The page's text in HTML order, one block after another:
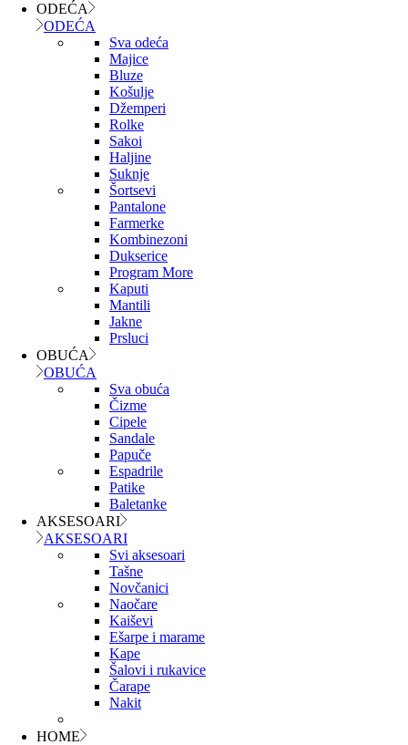
ODEĆA
ODEĆA
Sva odeća
Majice
Bluze
Košulje
Džemperi
Rolke
Sakoi
Haljine
Suknje
Šortsevi
Pantalone
Farmerke
Kombinezoni
Dukserice
Program More
Kaputi
Mantili
Jakne
Prsluci
OBUĆA
OBUĆA
Sva obuća
Čizme
Cipele
Sandale
Papuče
Espadrile
Patike
Baletanke
AKSESOARI
AKSESOARI
Svi aksesoari
Tašne
Novčanici
Naočare
Kaiševi
Ešarpe i marame
Kape
Šalovi i rukavice
Čarape
Nakit
HOME